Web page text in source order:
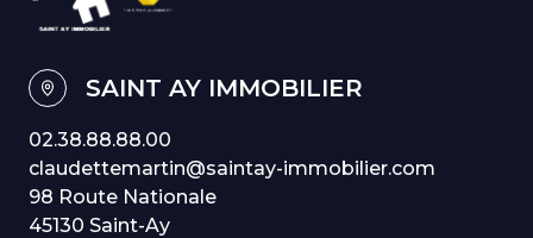
SAINT AY IMMOBILIER
02.38.88.88.00
claudettemartin@saintay-immobilier.com
98 Route Nationale
45130 Saint-Ay